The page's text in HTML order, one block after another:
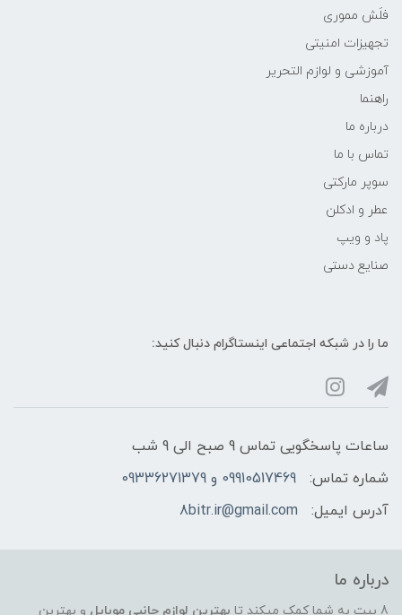
فلَش مموری
تجهیزات امنیتی
آموزشی و لوازم التحریر
راهنما
درباره ما
تماس با ما
سوپر مارکتی
عطر و ادکلن
پاد و ویپ
صنایع دستی
ما را در شبکه‌ اجتماعی اینستاگرام دنبال کنید:
ساعات پاسخگویی تماس 9 صبح الی 9 شب
شماره تماس:
09910517469 و 09336271379
آدرس ایمیل:
8bitr.ir@gmail.com
درباره ما
8 بیت به شما کمک میکند تا بهترین لوازم جانبی موبایل و بهترین